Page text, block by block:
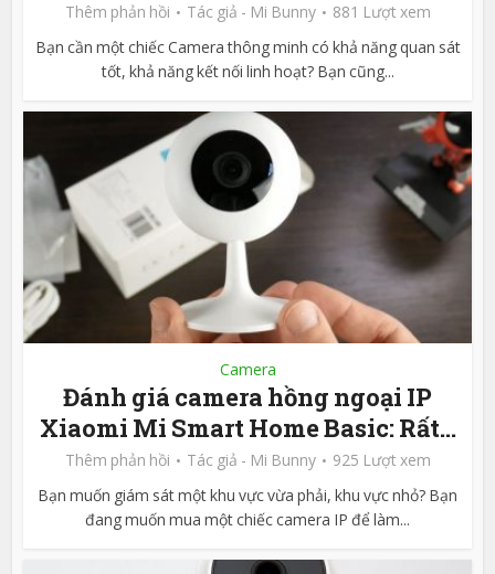
Thêm phản hồi Tác giả - Mi Bunny
881 Lượt xem
Bạn cần một chiếc Camera thông minh có khả năng quan sát
tốt, khả năng kết nối linh hoạt? Bạn cũng...
Camera
Đánh giá camera hồng ngoại IP
Xiaomi Mi Smart Home Basic: Rất...
Thêm phản hồi Tác giả - Mi Bunny
925 Lượt xem
Bạn muốn giám sát một khu vực vừa phải, khu vực nhỏ? Bạn
đang muốn mua một chiếc camera IP để làm...